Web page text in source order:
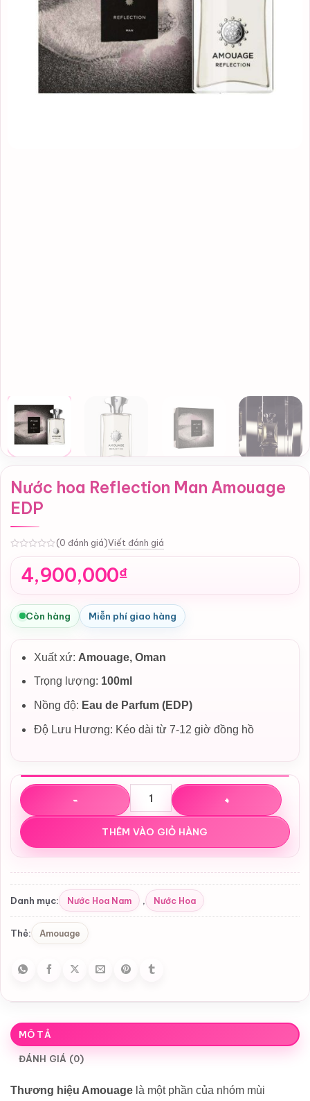
Nước hoa Reflection Man Amouage
EDP
(0 đánh giá)Viết đánh giá
4,900,000₫
Còn hàng Miễn phí giao hàng
Xuất xứ: Amouage, Oman
Trọng lượng: 100ml
Nồng độ: Eau de Parfum (EDP)
Độ Lưu Hương: Kéo dài từ 7-12 giờ đồng hồ
Nước hoa Reflection Man Amouage EDP số lượng
THÊM VÀO GIỎ HÀNG
Danh mục: Nước Hoa Nam , Nước Hoa
Thẻ: Amouage
MÔ TẢ
ĐÁNH GIÁ (0)
Thương hiệu Amouage là một phần của nhóm mùi